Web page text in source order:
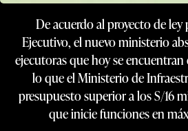
De acuerdo al proyecto de
Ejecutivo, el nuevo ministerio
ejecutoras que hoy se
lo que el Ministerio de
presupuesto superior a los S/16
que inicie funciones en